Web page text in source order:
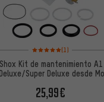
Valoración media: 5 de
(1)
Kit de mantenimiento
Super Deluxe desde
25,99€